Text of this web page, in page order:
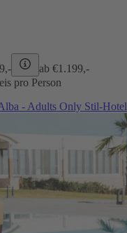
ab €1.199,-
pro Person
- Adults Only Stil-Hotel